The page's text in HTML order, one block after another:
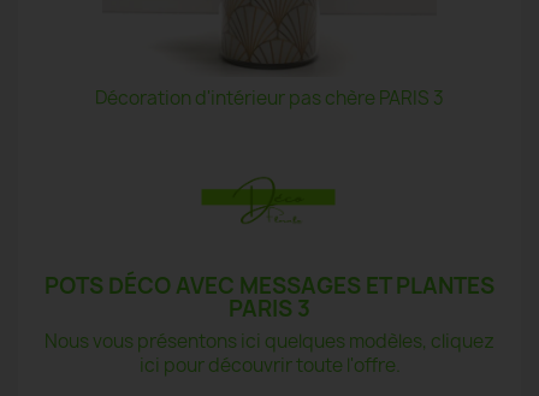
Décoration d'intérieur pas chère PARIS 3
POTS DÉCO AVEC MESSAGES ET PLANTES
PARIS 3
Nous vous présentons ici quelques modèles, cliquez
ici pour découvrir toute l'offre.